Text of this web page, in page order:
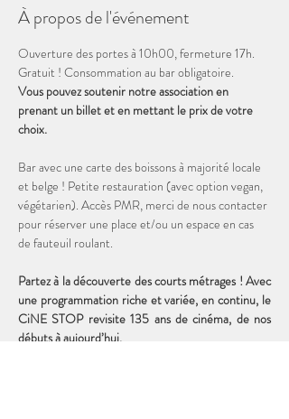
À propos de l'événement
Ouverture des portes à 10h00, fermeture 17h.
Gratuit ! Consommation au bar obligatoire.
Vous pouvez soutenir notre association en
prenant un billet et en mettant le prix de votre
choix.
Bar avec une carte des boissons à majorité locale
et belge ! Petite restauration (avec option vegan,
végétarien). Accès PMR, merci de nous contacter
pour réserver une place et/ou un espace en cas
de fauteuil roulant.
Partez à la découverte des courts métrages ! Avec
une programmation riche et variée, en continu, le
CiNE STOP revisite 135 ans de cinéma, de nos
débuts à aujourd’hui.